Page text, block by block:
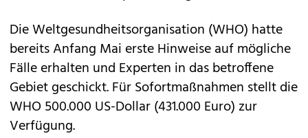
Die Weltgesundheitsorganisation (WHO) hatte
bereits Anfang Mai erste Hinweise auf mögliche
Fälle erhalten und Experten in das betroffene
Gebiet geschickt. Für Sofortmaßnahmen stellt die
WHO 500.000 US-Dollar (431.000 Euro) zur
Verfügung.